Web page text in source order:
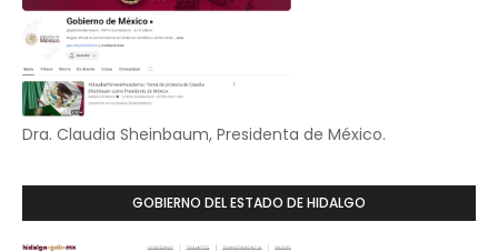
Dra. Claudia Sheinbaum, Presidenta de México.
GOBIERNO DEL ESTADO DE HIDALGO